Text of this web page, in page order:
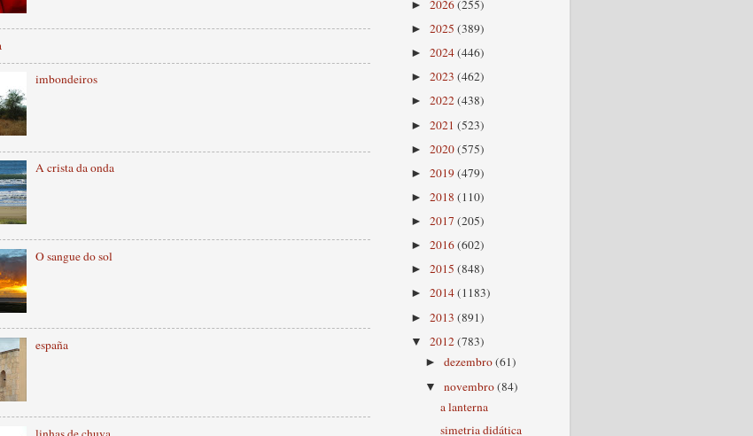
imbondeiros
A crista da onda
O sangue do sol
españa
► 2026(255)
► 2025 (389)
► 2024(446)
► 2023 (462)
► 2022(438)
► 2021 (523)
► 2020(575)
► 2019(479)
► 2018 (110)
► 2017 (205)
► 2016(602)
► 2015 (848)
► 2014(1183)
► 2013 (891)
▼ 2012(783)
►dezembro(61)
▼novembro(84)
a lanterna
simetria didática